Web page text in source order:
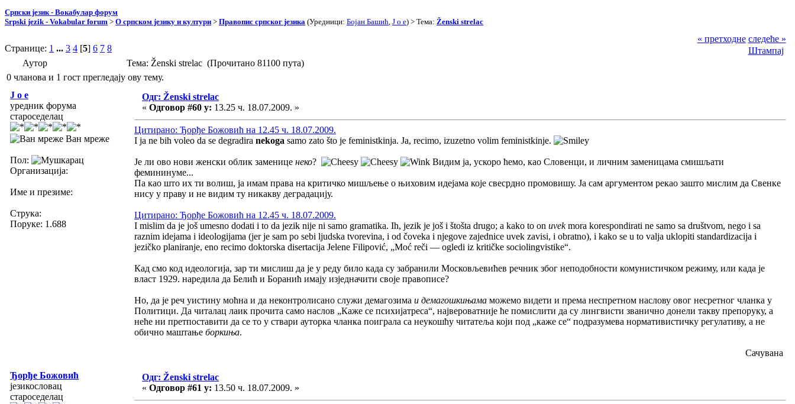
Српски језик - Вокабулар форум
Srpski jezik - Vokabular forum > О српском језику и култури > Правопис српског језика (Уредници: Бојан Башић J o e) > Тема: Ženski strelac
Странице: 1 ... 3 4 [5] 6 7 8
« претходне следеће »
Штампај
Аутор
Тема: Ženski strelac (Прочитано 81100 пута)
0 чланова и 1 гост прегледају ову тему.
J o e
уредник форума
староседелац
Ван мреже
Пол:
Организација:
Име и презиме:
Струка:
Поруке: 1.688
Одг: Ženski strelac
« Одговор #60 у: 13.25 ч. 18.07.2009. »
Цитирано: Ђорђе Божовић на 12.45 ч. 18.07.2009.
I ja ne bih voleo da se degradira nekoga samo zato što je feministkinja. Ja, recimo, izuzetno volim feministkinje.
Је ли ово нови женски облик заменице неко?
Видим ја, ускоро ћемо, као Словенци, и личним заменицама смишљати
фемининуме...
Па као што их ти волиш, ја имам права на критичко мишљење о њиховим идејама које свесрдно промовишу. Ја сам аргументом рекао зашто мислим да Свенке
нису у праву и не видим ту никакву деградацију.
Цитирано: Ђорђе Божовић на 12.45 ч. 18.07.2009.
I mislim da je još umesno dodati i to da jezik nije ni samo gramatika. Ih, jezik je još i štošta drugo; a kako to on uvekmora korespondirati ne samo sa društvom, nego i sa
raznim idejama i ideologijama (jer je sam po sebi ljudska tvorevina, i od čoveka i njegove zajednice uvek zavisi, i obratno), i kako se u to valja uklopiti standardizacija i
jezičko planiranje, eno recimo doktorska disertacija Jelene Filipović, „Moć reči — ogledi iz kritičke sociolingvistike“.
Кад смо код идеологија, зар ти мислиш да је у реду било када су забранили Московљевићев речник због неподобности комунистичком режиму, или када је
власт 1929. наредила да Белић и Боранић имају изједначити своје правописе?
Но, да је реч уистину моћна и да неконтролисано служи демагозима и демагошкињама можемо видети и према неспретном наслову овог несретног чланка у
Политици. Да читалац лаик прочита само наслов „Каже се психијатреса“, највероватније ће помислити да су лингвисти званично донели такву препоруку, а
неће ни претпоставити да се то у ствари ауторка чланка поиграла са неукошћу читатеља који под „каже се“ подразумева нормативистичку регулативу, а не
обично маштање боркиња.
Сачувана
Ђорђе Божовић
језикословац
староседелац
Одг: Ženski strelac
« Одговор #61 у: 13.50 ч. 18.07.2009. »